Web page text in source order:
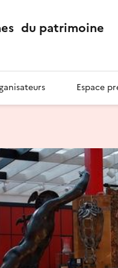
du patrimoine
Espace